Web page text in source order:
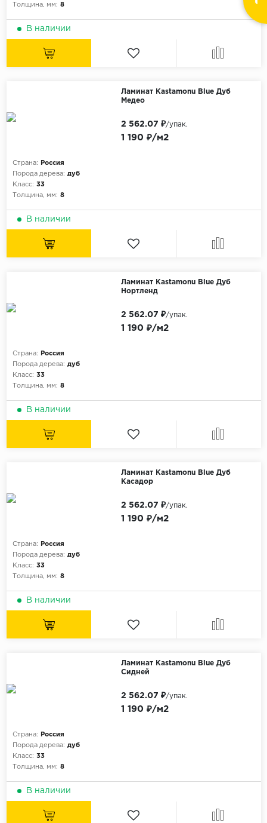
Толщина, мм: 8
В наличии
Ламинат Kastamonu Blue Дуб
Медео
Страна:
Россия
Порода дерева: дуб
Класс: 33
Толщина, мм: 8
1 190 ₽/м2
2 562.07 ₽/упак.
В наличии
Ламинат Kastamonu Blue Дуб
Нортленд
Страна:
Россия
Порода дерева: дуб
Класс: 33
Толщина, мм: 8
1 190 ₽/м2
2 562.07 ₽/упак.
В наличии
Ламинат Kastamonu Blue Дуб
Касадор
Страна:
Россия
Порода дерева: дуб
Класс: 33
Толщина, мм: 8
1 190 ₽/м2
2 562.07 ₽/упак.
В наличии
Ламинат Kastamonu Blue Дуб
Сидней
Страна:
Россия
Порода дерева: дуб
Класс: 33
Толщина, мм: 8
1 190 ₽/м2
2 562.07 ₽/упак.
В наличии